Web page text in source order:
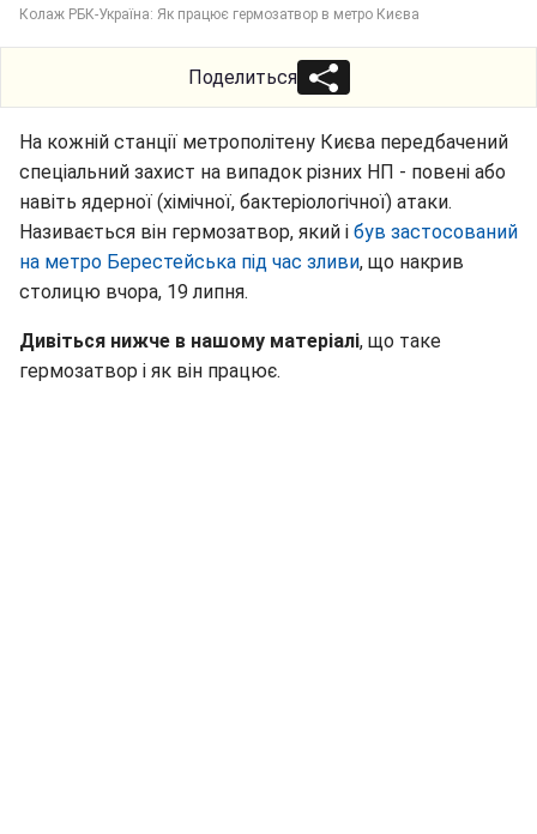
Колаж РБК-Україна: Як працює гермозатвор в метро Києва
Поделиться
На кожній станції метрополітену Києва передбачений
спеціальний захист на випадок різних НП - повені або
навіть ядерної (хімічної, бактеріологічної) атаки.
Називається він гермозатвор, який і був застосований
на метро Берестейська під час зливи, що накрив
столицю вчора, 19 липня.
Дивіться нижче в нашому матеріалі, що таке
гермозатвор і як він працює.